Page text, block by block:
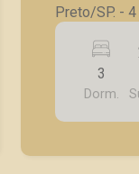
Preto/SP. - 4 suítes com armários
embutidos,
varanda,
ambientes; -
planejada; -
- Varanda
3
Dorm.